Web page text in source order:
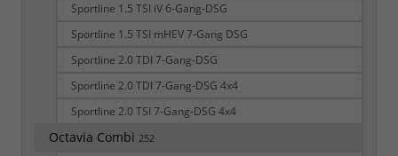
Sportline 1.5 TSI iV 6-Gang-DSG
Sportline 1.5 TSI mHEV 7-Gang DSG
Sportline 2.0 TDI 7-Gang-DSG
Sportline 2.0 TDI 7-Gang-DSG 4x4
Sportline 2.0 TSI 7-Gang-DSG 4x4
Octavia Combi 252